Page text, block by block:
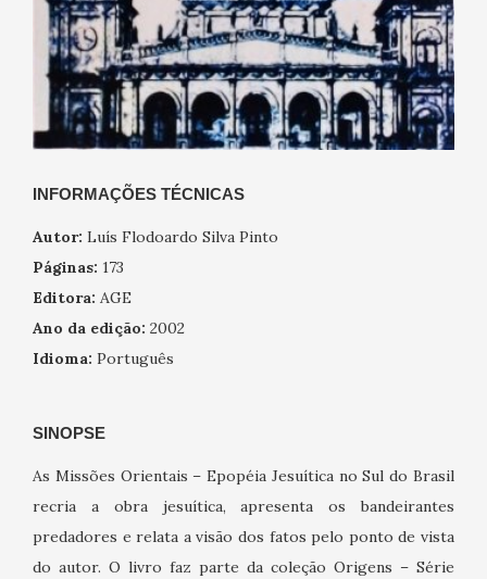
INFORMAÇÕES TÉCNICAS
Autor: Luís Flodoardo Silva Pinto
Páginas: 173
Editora: AGE
Ano da edição: 2002
Idioma: Português
SINOPSE
As Missões Orientais – Epopéia Jesuítica no Sul do Brasil
recria a obra jesuítica, apresenta os bandeirantes
predadores e relata a visão dos fatos pelo ponto de vista
do autor. O livro faz parte da coleção Origens – Série